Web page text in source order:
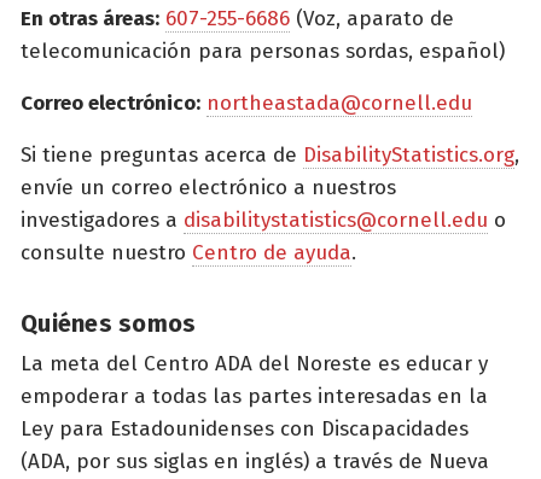
En otras áreas: 607-255-6686 (Voz, aparato de
telecomunicación para personas sordas, español)
Correo electrónico: northeastada@cornell.edu
Si tiene preguntas acerca de DisabilityStatistics.org,
envíe un correo electrónico a nuestros
investigadores a disabilitystatistics@cornell.edu o
consulte nuestro Centro de ayuda.
Quiénes somos
La meta del Centro ADA del Noreste es educar y
empoderar a todas las partes interesadas en la
Ley para Estadounidenses con Discapacidades
(ADA, por sus siglas en inglés) a través de Nueva